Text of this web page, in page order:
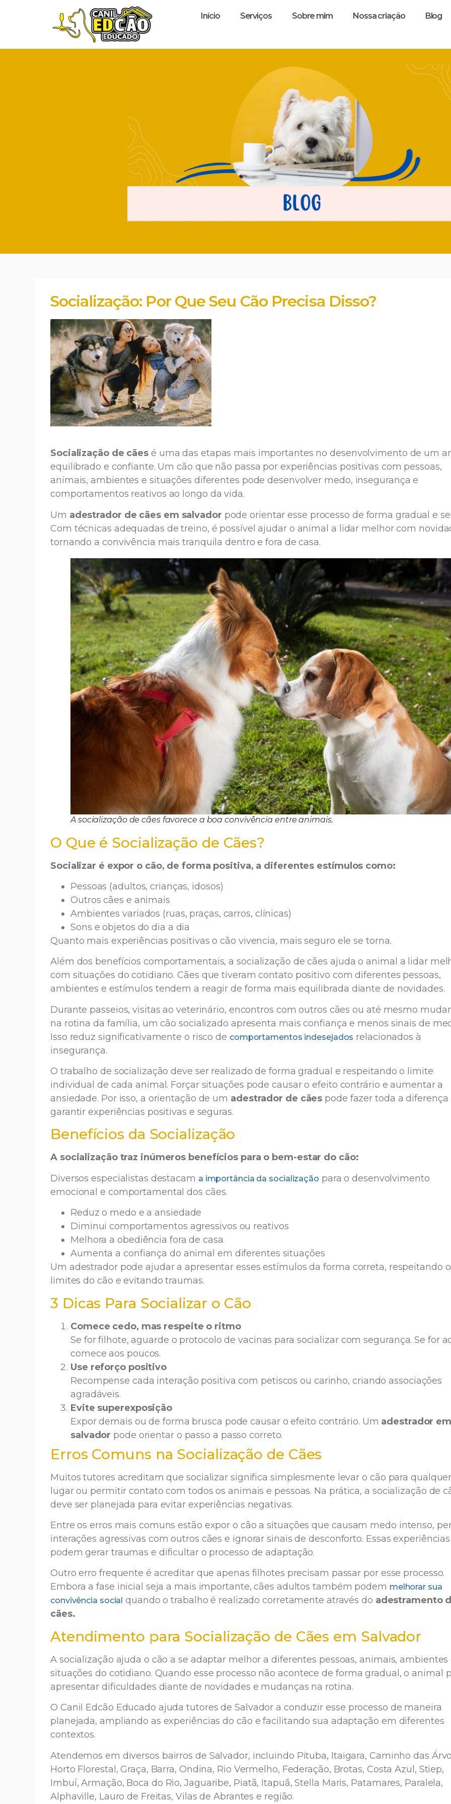
Início Serviços Sobre mim Nossa criação Blog
Socialização: Por Que Seu Cão Precisa Disso?
Socialização de cães é uma das etapas mais importantes no desenvolvimento de um
equilibrado e confiante. Um cão que não passa por experiências positivas com pessoas,
animais, ambientes e situações diferentes pode desenvolver medo, insegurança e
comportamentos reativos ao longo da vida.
Um adestrador de cães em salvador pode orientar esse processo de forma gradual e
Com técnicas adequadas de treino, é possível ajudar o animal a lidar melhor com
tornando a convivência mais tranquila dentro e fora de casa.
A socialização de cães favorece a boa convivência entre animais.
O Que é Socialização de Cães?
Socializar é expor o cão, de forma positiva, a diferentes estímulos como:
Pessoas (adultos, crianças, idosos)
Outros cães e animais
Ambientes variados (ruas, praças, carros, clínicas)
Sons e objetos do dia a dia
Quanto mais experiências positivas o cão vivencia, mais seguro ele se torna.
Além dos benefícios comportamentais, a socialização de cães ajuda o animal a lidar
com situações do cotidiano. Cães que tiveram contato positivo com diferentes pessoas,
ambientes e estímulos tendem a reagir de forma mais equilibrada diante de novidades.
Durante passeios, visitas ao veterinário, encontros com outros cães ou até mesmo
na rotina da família, um cão socializado apresenta mais confiança e menos sinais de
Isso reduz significativamente o risco de comportamentos indesejados relacionados à
insegurança.
O trabalho de socialização deve ser realizado de forma gradual e respeitando o limite
individual de cada animal. Forçar situações pode causar o efeito contrário e aumentar a
ansiedade. Por isso, a orientação de um adestrador de cães pode fazer toda a diferença
garantir experiências positivas e seguras.
Benefícios da Socialização
A socialização traz inúmeros benefícios para o bem-estar do cão:
Diversos especialistas destacam a importância da socialização para o desenvolvimento
emocional e comportamental dos cães.
Reduz o medo e a ansiedade
Diminui comportamentos agressivos ou reativos
Melhora a obediência fora de casa
Aumenta a confiança do animal em diferentes situações
Um adestrador pode ajudar a apresentar esses estímulos da forma correta, respeitando
limites do cão e evitando traumas.
3 Dicas Para Socializar o Cão
Comece cedo, mas respeite o ritmo
Se for filhote, aguarde o protocolo de vacinas para socializar com segurança. Se for
comece aos poucos.
Use reforço positivo
Recompense cada interação positiva com petiscos ou carinho, criando associações
agradáveis.
Evite superexposição
Expor demais ou de forma brusca pode causar o efeito contrário. Um adestrador em
salvador pode orientar o passo a passo correto.
Erros Comuns na Socialização de Cães
Muitos tutores acreditam que socializar significa simplesmente levar o cão para qualquer
lugar ou permitir contato com todos os animais e pessoas. Na prática, a socialização de
deve ser planejada para evitar experiências negativas.
Entre os erros mais comuns estão expor o cão a situações que causam medo intenso,
interações agressivas com outros cães e ignorar sinais de desconforto. Essas experiências
podem gerar traumas e dificultar o processo de adaptação.
Outro erro frequente é acreditar que apenas filhotes precisam passar por esse processo.
Embora a fase inicial seja a mais importante, cães adultos também podem melhorar sua
convivência social quando o trabalho é realizado corretamente através do adestramento
cães.
Atendimento para Socialização de Cães em Salvador
A socialização ajuda o cão a se adaptar melhor a diferentes pessoas, animais, ambientes
situações do cotidiano. Quando esse processo não acontece de forma gradual, o animal
apresentar dificuldades diante de novidades e mudanças na rotina.
O Canil Edcão Educado ajuda tutores de Salvador a conduzir esse processo de maneira
planejada, ampliando as experiências do cão e facilitando sua adaptação em diferentes
contextos.
Atendemos em diversos bairros de Salvador, incluindo Pituba, Itaigara, Caminho das
Horto Florestal, Graça, Barra, Ondina, Rio Vermelho, Federação, Brotas, Costa Azul, Stiep,
Imbuí, Armação, Boca do Rio, Jaguaribe, Piatã, Itapuã, Stella Maris, Patamares, Paralela,
Alphaville, Lauro de Freitas, Vilas de Abrantes e região.